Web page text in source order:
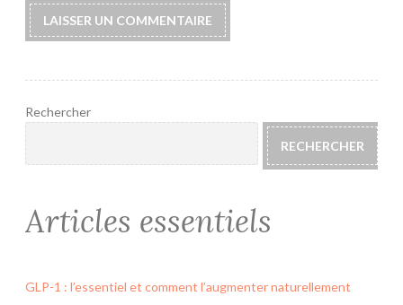
Rechercher
RECHERCHER
Articles essentiels
GLP-1 : l’essentiel et comment l’augmenter naturellement